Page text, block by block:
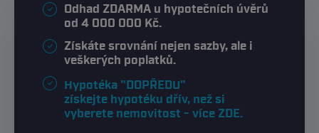
Odhad ZDARMA u hypotečních úvěrů
od 4 000 000 Kč.
Získáte srovnání nejen sazby, ale i
veškerých poplatků.
Hypotéka "DOPŘEDU"
získejte hypotéku dřív, než si
vyberete nemovitost - více ZDE.